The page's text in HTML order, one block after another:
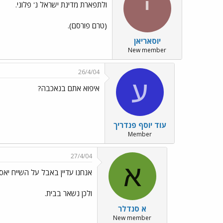
י
יוסאריאן
New member
ולתפארת מדינת ישראל נ' פלוני.
(טרם פורסם).
ע
עוד יוסף פנדריך
Member
26/4/04
איפוא אתם בנאכבה?
א
א סנדלר
New member
27/4/04
אנחנו עדיין באבל על השייח
ולכן נשאר בבית.